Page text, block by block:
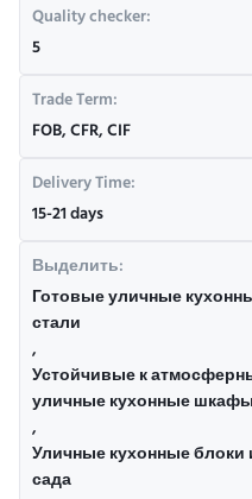
Quality checker:
5
Trade Term:
FOB, CFR, CIF
Delivery Time:
15-21 days
Выделить:
Готовые уличные
стали
,
Устойчивые к
уличные кухонные шкафы
,
Уличные кухонные
сада